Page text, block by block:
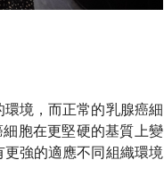
境，而正常的乳腺癌細
胞在更堅硬的基質上變
強的適應不同組織環境